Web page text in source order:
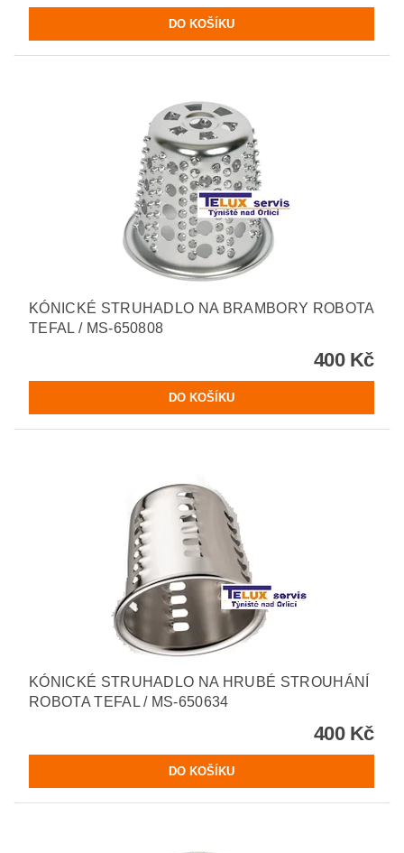
KÓNICKÉ STRUHADLO NA BRAMBORY ROBOTA
TEFAL / MS-650808
400 Kč
KÓNICKÉ STRUHADLO NA HRUBÉ STROUHÁNÍ
ROBOTA TEFAL / MS-650634
400 Kč